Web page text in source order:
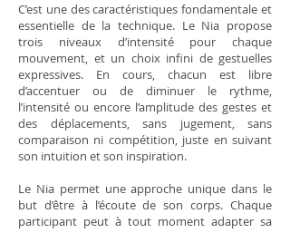
C’est une des caractéristiques fondamentale et
essentielle de la technique. Le Nia propose
trois niveaux d’intensité pour chaque
mouvement, et un choix infini de gestuelles
expressives. En cours, chacun est libre
d’accentuer ou de diminuer le rythme,
l’intensité ou encore l’amplitude des gestes et
des déplacements, sans jugement, sans
comparaison ni compétition, juste en suivant
son intuition et son inspiration.
Le Nia permet une approche unique dans le
but d’être à l’écoute de son corps. Chaque
participant peut à tout moment adapter sa